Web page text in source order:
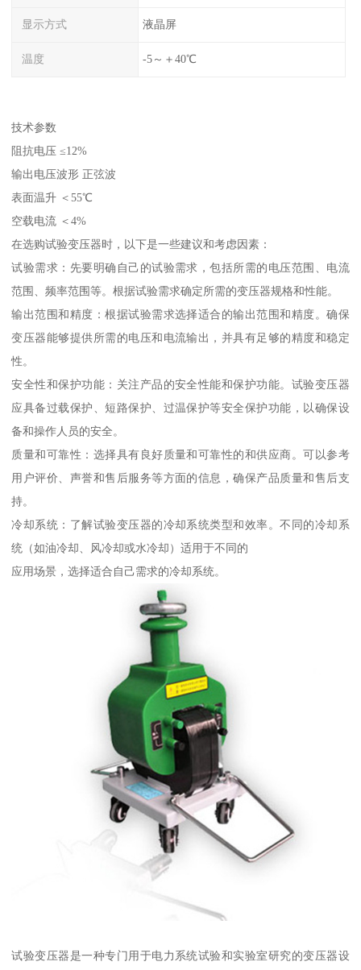
显示方式 液晶屏
温度 -5～＋40℃
技术参数
阻抗电压 ≤12%
输出电压波形 正弦波
表面温升 ＜55℃
空载电流 ＜4%
在选购试验变压器时，以下是一些建议和考虑因素：
试验需求：先要明确自己的试验需求，包括所需的电压范围、电流
范围、频率范围等。根据试验需求确定所需的变压器规格和性能。
输出范围和精度：根据试验需求选择适合的输出范围和精度。确保
变压器能够提供所需的电压和电流输出，并具有足够的精度和稳定
性。
安全性和保护功能：关注产品的安全性能和保护功能。试验变压器
应具备过载保护、短路保护、过温保护等安全保护功能，以确保设
备和操作人员的安全。
质量和可靠性：选择具有良好质量和可靠性的和供应商。可以参考
用户评价、声誉和售后服务等方面的信息，确保产品质量和售后支
持。
冷却系统：了解试验变压器的冷却系统类型和效率。不同的冷却系
统（如油冷却、风冷却或水冷却）适用于不同的
应用场景，选择适合自己需求的冷却系统。
试验变压器是一种专门用于电力系统试验和实验室研究的变压器设